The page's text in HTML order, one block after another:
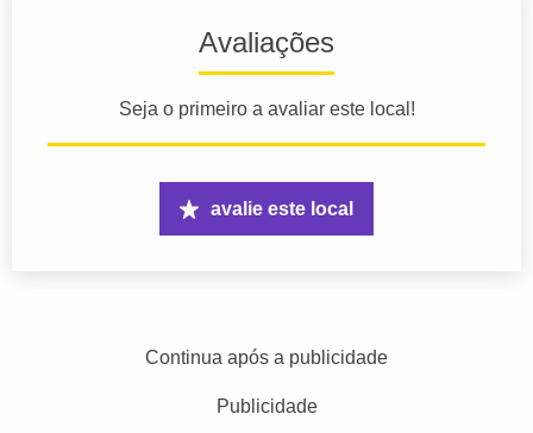
Avaliações
Seja o primeiro a avaliar este local!
avalie este local
Continua após a publicidade
Publicidade